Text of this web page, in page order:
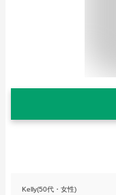
Kelly(50代・女性)